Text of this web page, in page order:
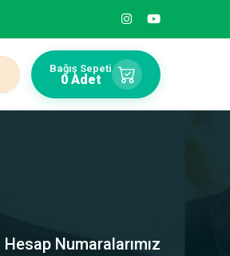
Bağış Sepeti
0 Adet
Hesap Numaralarımız